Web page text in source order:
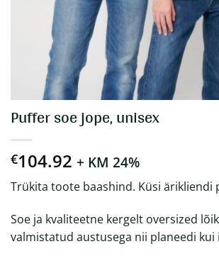
Puffer soe jope, unisex
€104.92 + KM 24%
Trükita toote baashind. Küsi ärikliendi
Soe ja kvaliteetne kergelt oversized
valmistatud austusega nii planeedi kui